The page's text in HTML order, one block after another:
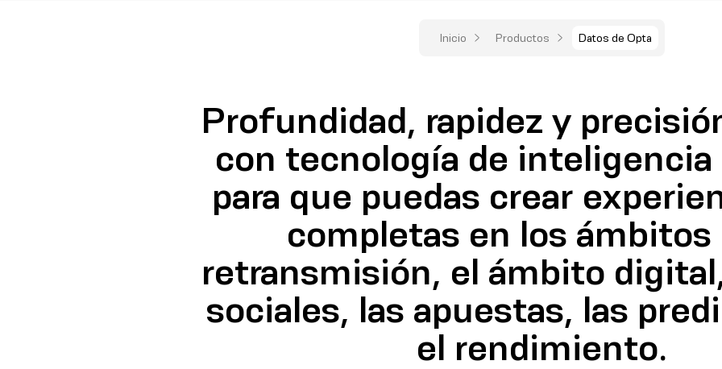
Inicio Productos Datos de Opta
Profundidad, rapidez y
con tecnología de
para que puedas crear
completas en los ámbitos
retransmisión, el ámbito
sociales, las apuestas, las
el rendimiento.